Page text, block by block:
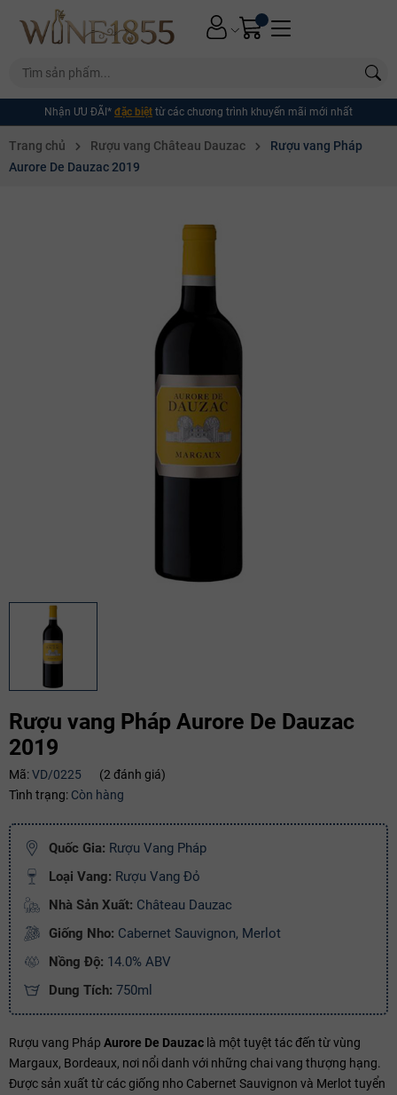
Nhận ƯU ĐÃI* đặc biệt từ các chương trình khuyến mãi mới nhất
Trang chủ Rượu vang Château Dauzac
Rượu vang Pháp
Aurore De Dauzac 2019
Rượu vang Pháp Aurore De Dauzac
2019
Mã:VD/0225
(2 đánh giá)
Tình trạng: Còn hàng
Quốc Gia: Rượu Vang Pháp
Loại Vang: Rượu Vang Đỏ
Nhà Sản Xuất: Château Dauzac
Giống Nho: Cabernet Sauvignon, Merlot
Nồng Độ: 14.0% ABV
Dung Tích: 750ml
Rượu vang Pháp Aurore De Dauzac là một tuyệt tác đến từ vùng
Margaux, Bordeaux, nơi nổi danh với những chai vang thượng hạng.
Được sản xuất từ các giống nho Cabernet Sauvignon và Merlot tuyển
Mã giảm giá:
Điều kiện: